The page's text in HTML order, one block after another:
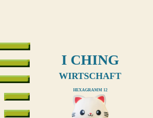
I CHING
WIRTSCHAFT
HEXAGRAMM 12